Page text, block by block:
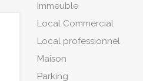
Immeuble
Local Commercial
Local professionnel
Maison
Parking